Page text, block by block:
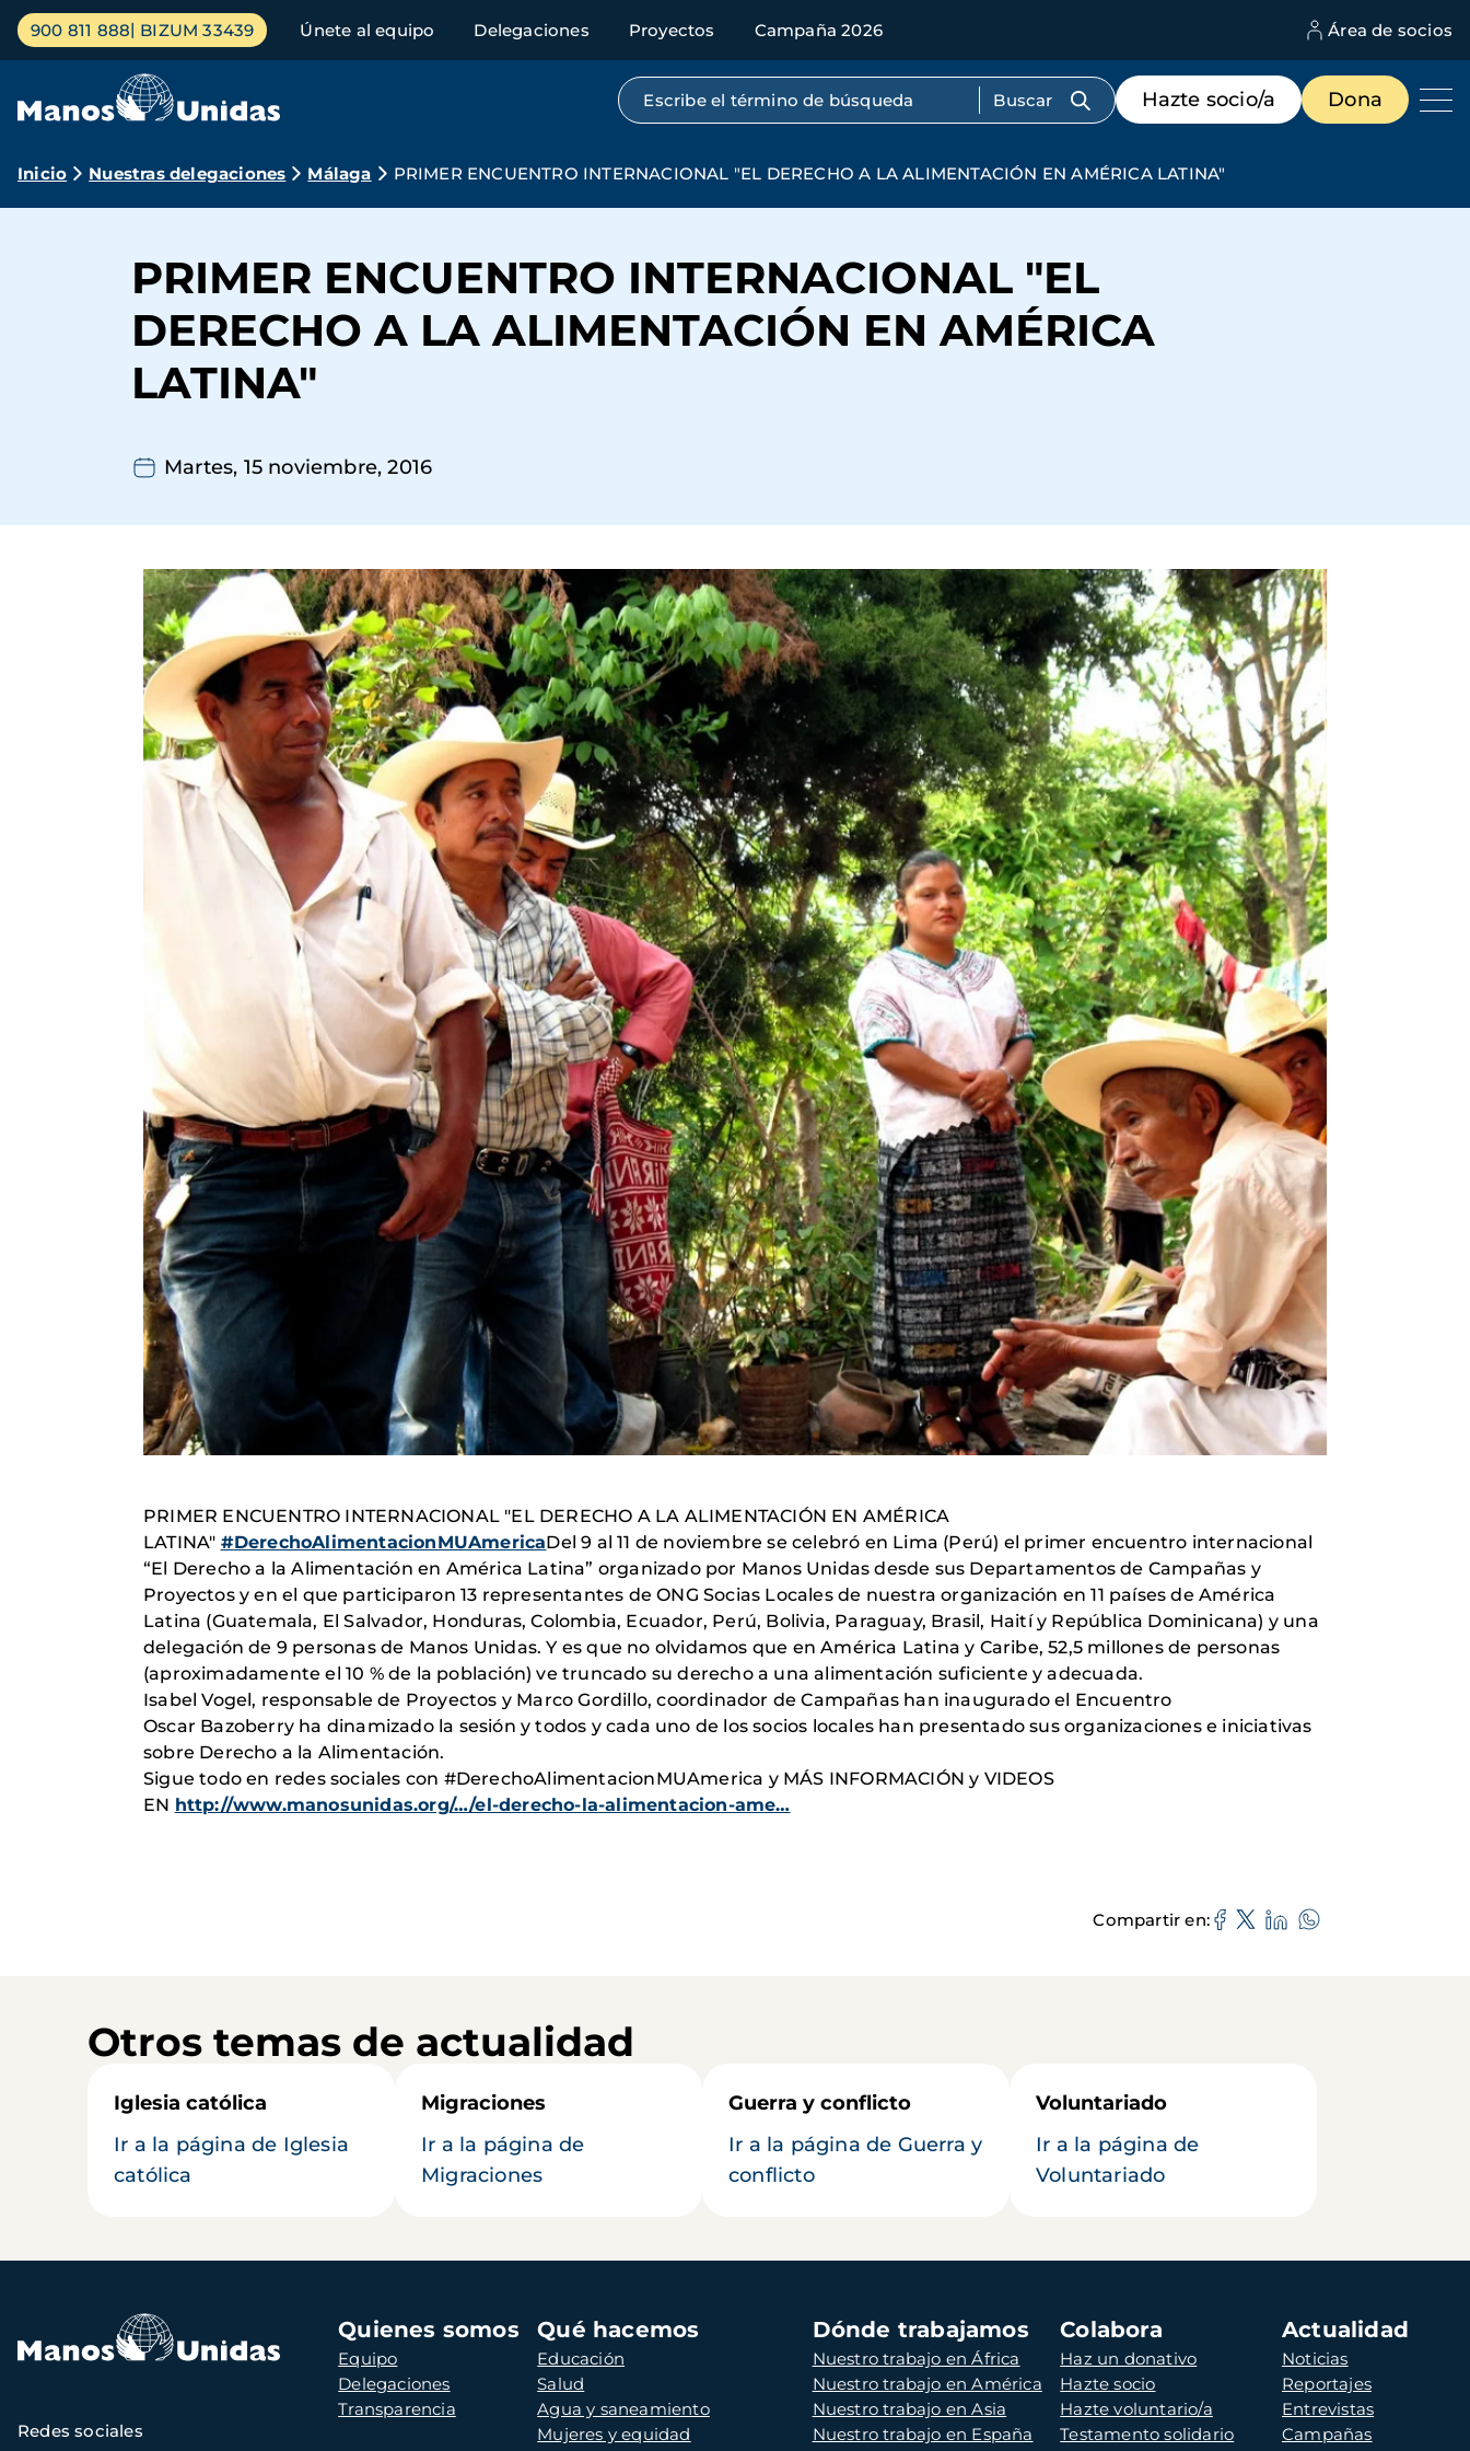
Pasar
contenido
Menú
principal
900 811 888 BIZUM 33439 Únete al equipo Delegaciones Proyectos Campaña 2026 Área de socios
Búsqueda por texto completo
Menú
de
destacados
Hazte socio/a Dona
Ruta
navegación
Inicio Nuestras delegaciones Málaga PRIMER ENCUENTRO INTERNACIONAL "EL DERECHO A LA ALIMENTACIÓN EN AMÉRICA LATINA"
PRIMER ENCUENTRO INTERNACIONAL "EL
DERECHO A LA ALIMENTACIÓN EN AMÉRICA
LATINA"
Martes, 15 noviembre, 2016
PRIMER ENCUENTRO INTERNACIONAL "EL DERECHO A LA ALIMENTACIÓN EN AMÉRICA
LATINA" #DerechoAlimentacionMUAmericaDel 9 al 11 de noviembre se celebró en Lima (Perú) el primer encuentro internacional
“El Derecho a la Alimentación en América Latina” organizado por Manos Unidas desde sus Departamentos de Campañas y
Proyectos y en el que participaron 13 representantes de ONG Socias Locales de nuestra organización en 11 países de América
Latina (Guatemala, El Salvador, Honduras, Colombia, Ecuador, Perú, Bolivia, Paraguay, Brasil, Haití y República Dominicana) y una
delegación de 9 personas de Manos Unidas. Y es que no olvidamos que en América Latina y Caribe, 52,5 millones de personas
(aproximadamente el 10 % de la población) ve truncado su derecho a una alimentación suficiente y adecuada.
Isabel Vogel, responsable de Proyectos y Marco Gordillo, coordinador de Campañas han inaugurado el Encuentro
Oscar Bazoberry ha dinamizado la sesión y todos y cada uno de los socios locales han presentado sus organizaciones e iniciativas
sobre Derecho a la Alimentación.
Sigue todo en redes sociales con #DerechoAlimentacionMUAmerica y MÁS INFORMACIÓN y VIDEOS
EN http://www.manosunidas.org/…/el-derecho-la-alimentacion-ame…
Compartir en
Otros temas de actualidad
Iglesia católica
Ir a la página de Iglesia
católica
Migraciones
Ir a la página de
Migraciones
Guerra y conflicto
Ir a la página de Guerra y
conflicto
Voluntariado
Ir a la página de
Voluntariado
Navegación
principal
Quienes somos
Equipo
Delegaciones
Transparencia
Qué hacemos
Educación
Salud
Agua y saneamiento
Mujeres y equidad
Dónde trabajamos
Nuestro trabajo en África
Nuestro trabajo en América
Nuestro trabajo en Asia
Nuestro trabajo en España
Colabora
Haz un donativo
Hazte socio
Hazte voluntario/a
Testamento solidario
Actualidad
Noticias
Reportajes
Entrevistas
Campañas
Redes sociales